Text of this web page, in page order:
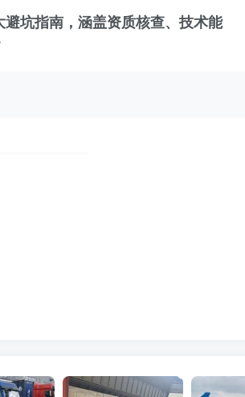
坑指南，涵盖资质核查、技术能